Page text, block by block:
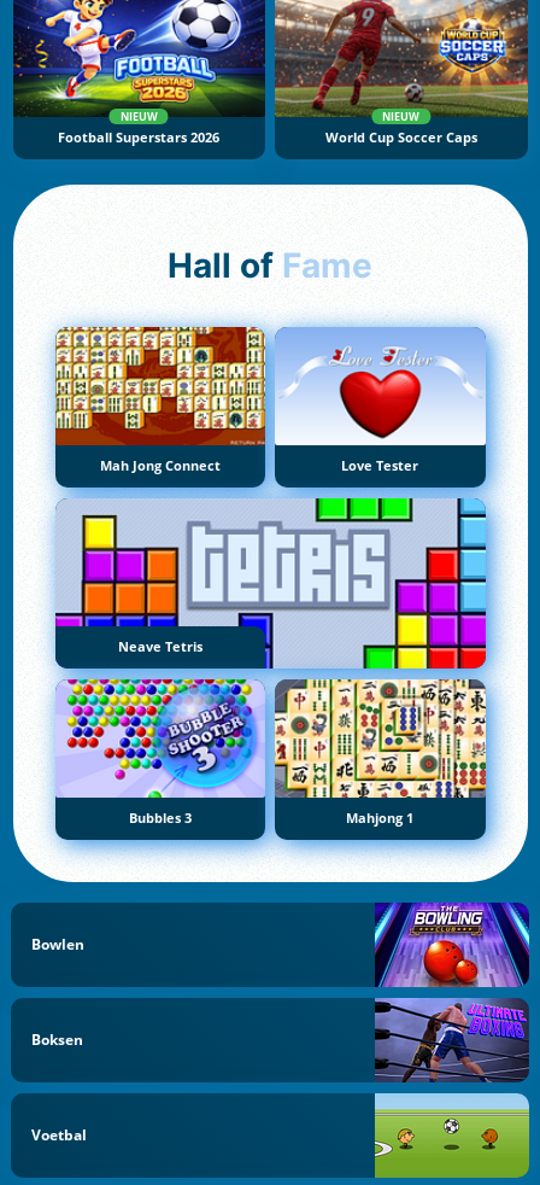
NIEUW
Football Superstars 2026
NIEUW
World Cup Soccer Caps
Hall of Fame
Mah Jong Connect Love Tester
Neave Tetris
Bubbles 3 Mahjong 1
Bowlen
Boksen
Voetbal